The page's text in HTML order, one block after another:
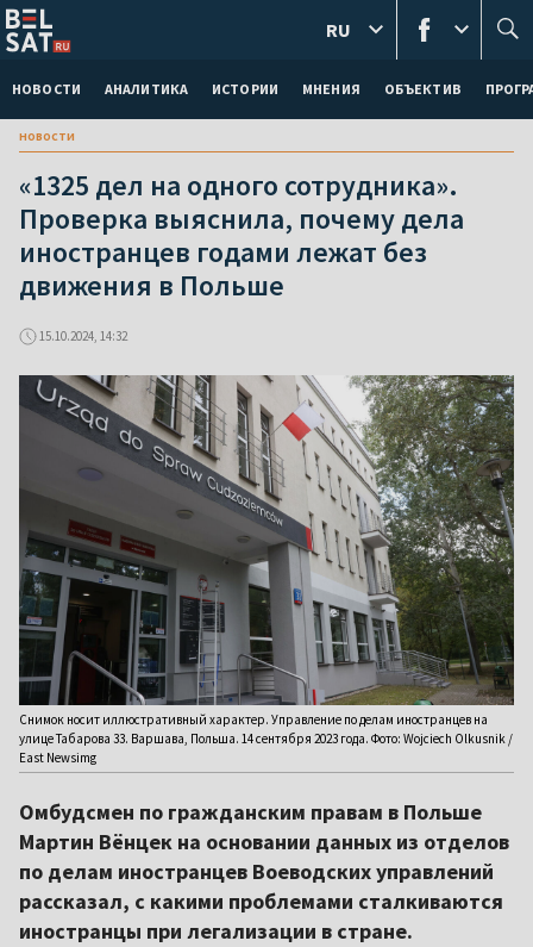
НОВОСТИ АНАЛИТИКА ИСТОРИИ МНЕНИЯ ОБЪЕКТИВ
RU
новости
«1325 дел на одного сотрудника».
Проверка выяснила, почему дела
иностранцев годами лежат без
движения в Польше
15.10.2024, 14:32
Снимок носит иллюстративный характер. Управление по делам иностранцев на
улице Табарова 33. Варшава, Польша. 14 сентября 2023 года. Фото: Wojciech Olkusnik /
East Newsimg
Омбудсмен по гражданским правам в Польше
Мартин Вёнцек на основании данных из отделов
по делам иностранцев Воеводских управлений
рассказал, с какими проблемами сталкиваются
иностранцы при легализации в стране.